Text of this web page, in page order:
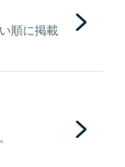
順に掲載